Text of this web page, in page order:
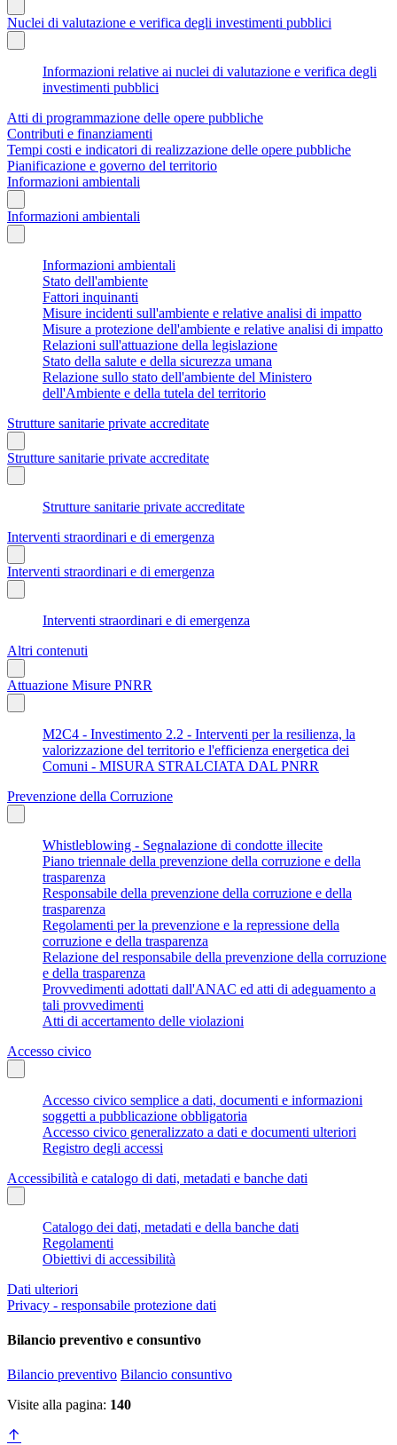
Nuclei di valutazione e verifica degli investimenti pubblici
Informazioni relative ai nuclei di valutazione e verifica degli
investimenti pubblici
Atti di programmazione delle opere pubbliche
Contributi e finanziamenti
Tempi costi e indicatori di realizzazione delle opere pubbliche
Pianificazione e governo del territorio
Informazioni ambientali
Informazioni ambientali
Informazioni ambientali
Stato dell'ambiente
Fattori inquinanti
Misure incidenti sull'ambiente e relative analisi di impatto
Misure a protezione dell'ambiente e relative analisi di impatto
Relazioni sull'attuazione della legislazione
Stato della salute e della sicurezza umana
Relazione sullo stato dell'ambiente del Ministero
dell'Ambiente e della tutela del territorio
Strutture sanitarie private accreditate
Strutture sanitarie private accreditate
Strutture sanitarie private accreditate
Interventi straordinari e di emergenza
Interventi straordinari e di emergenza
Interventi straordinari e di emergenza
Altri contenuti
Attuazione Misure PNRR
M2C4 - Investimento 2.2 - Interventi per la resilienza, la
valorizzazione del territorio e l'efficienza energetica dei
Comuni - MISURA STRALCIATA DAL PNRR
Prevenzione della Corruzione
Whistleblowing - Segnalazione di condotte illecite
Piano triennale della prevenzione della corruzione e della
trasparenza
Responsabile della prevenzione della corruzione e della
trasparenza
Regolamenti per la prevenzione e la repressione della
corruzione e della trasparenza
Relazione del responsabile della prevenzione della corruzione
e della trasparenza
Provvedimenti adottati dall'ANAC ed atti di adeguamento a
tali provvedimenti
Atti di accertamento delle violazioni
Accesso civico
Accesso civico semplice a dati, documenti e informazioni
soggetti a pubblicazione obbligatoria
Accesso civico generalizzato a dati e documenti ulteriori
Registro degli accessi
Accessibilità e catalogo di dati, metadati e banche dati
Catalogo dei dati, metadati e della banche dati
Regolamenti
Obiettivi di accessibilità
Dati ulteriori
Privacy - responsabile protezione dati
Bilancio preventivo e consuntivo
Bilancio preventivo Bilancio consuntivo
Visite alla pagina: 140